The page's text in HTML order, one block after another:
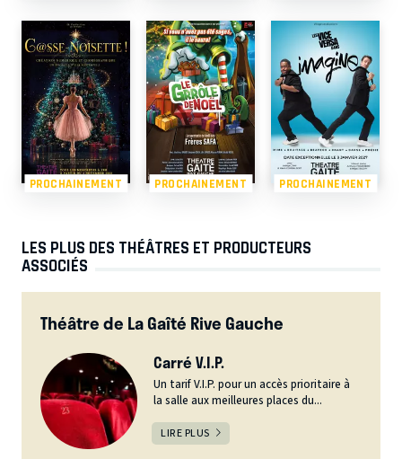
PROCHAINEMENT PROCHAINEMENT PROCHAINEMENT
LES PLUS DES THÉÂTRES ET PRODUCTEURS
ASSOCIÉS
Théâtre de La Gaîté Rive Gauche
Carré V.I.P.
Un tarif V.I.P. pour un accès prioritaire à
la salle aux meilleures places du...
LIRE PLUS